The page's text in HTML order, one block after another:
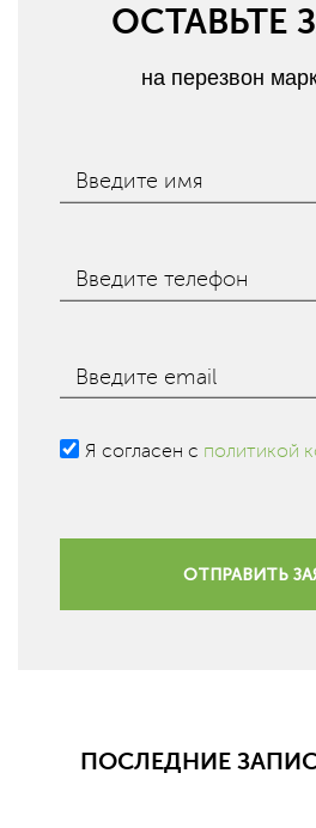
ОСТАВЬТЕ
на перезвон
Введите имя
Введите телефон
Введите email
Я согласен с политикой
ОТПРАВИТЬ
ПОСЛЕДНИЕ